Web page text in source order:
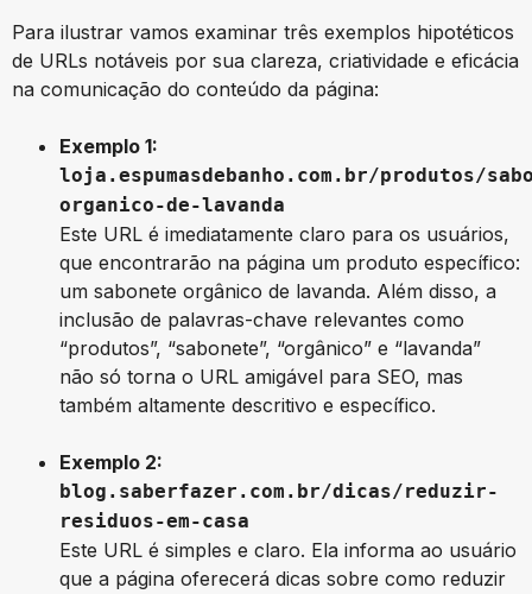
Para ilustrar vamos examinar três exemplos hipotéticos
de URLs notáveis por sua clareza, criatividade e eficácia
na comunicação do conteúdo da página:
Exemplo 1:
loja.espumasdebanho.com.br/produtos/
organico-de-lavanda
Este URL é imediatamente claro para os usuários,
que encontrarão na página um produto específico:
um sabonete orgânico de lavanda. Além disso, a
inclusão de palavras-chave relevantes como
“produtos”, “sabonete”, “orgânico” e “lavanda”
não só torna o URL amigável para SEO, mas
também altamente descritivo e específico.
Exemplo 2:
blog.saberfazer.com.br/dicas/reduzir-
residuos-em-casa
Este URL é simples e claro. Ela informa ao usuário
que a página oferecerá dicas sobre como reduzir